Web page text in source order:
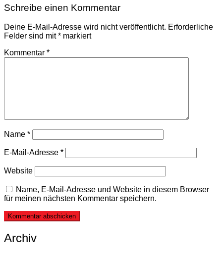
Schreibe einen Kommentar
Deine E-Mail-Adresse wird nicht veröffentlicht. Erforderliche
Felder sind mit* markiert
Kommentar *
Name *
E-Mail-Adresse *
Website
Name, E-Mail-Adresse und Website in diesem Browser
für meinen nächsten Kommentar speichern.
Archiv